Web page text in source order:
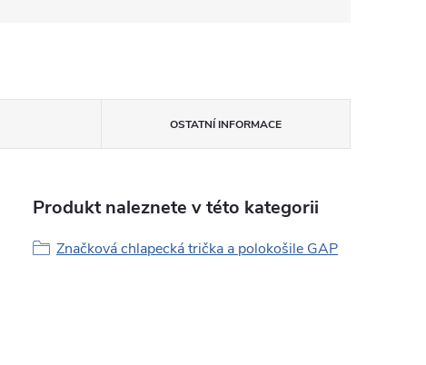
OSTATNÍ INFORMACE
Produkt naleznete v této kategorii
Značková chlapecká trička a polokošile GAP